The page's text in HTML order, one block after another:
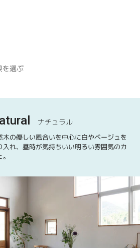
を選ぶ
ナチュラル
木の優しい風合いを中心に白やベージュを
入れ、昼時が気持ちいい明るい雰囲気のカ